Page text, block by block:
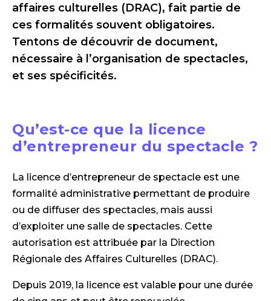
affaires culturelles (DRAC), fait partie de
ces formalités souvent obligatoires.
Tentons de découvrir de document,
nécessaire à l’organisation de spectacles,
et ses spécificités.
Qu’est-ce que la licence
d’entrepreneur du spectacle ?
La licence d’entrepreneur de spectacle est une
formalité administrative permettant de produire
ou de diffuser des spectacles, mais aussi
d’exploiter une salle de spectacles. Cette
autorisation est attribuée par la Direction
Régionale des Affaires Culturelles (DRAC).
Depuis 2019, la licence est valable pour une durée